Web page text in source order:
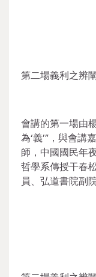
第二場義利之辨
會講的第一場由
為‘義’”，與會
師，中國國民年
哲學系傳授干春
員、弘道書院副